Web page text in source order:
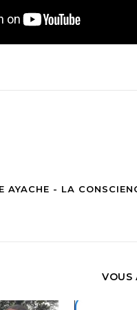
AYACHE - LA
VOUS